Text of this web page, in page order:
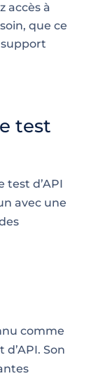
accès à
que ce
test
test d’API
avec une
comme
Son